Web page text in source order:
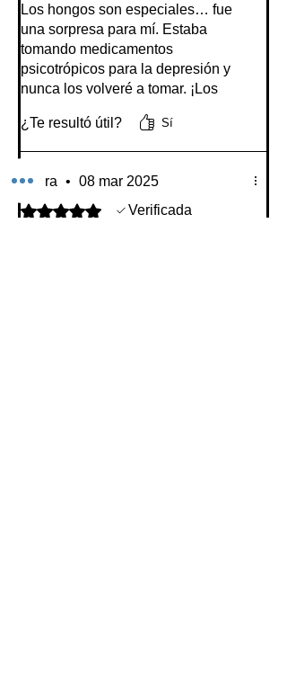
Los hongos son especiales… fue
una sorpresa para mí. Estaba
tomando medicamentos
psicotrópicos para la depresión y
nunca los volveré a tomar. ¡Los
mejores en otro mundo! Gracias,
hongos.
¿Te resultó útil? Sí
Laura • 08 mar 2025
Obtuvo 5 de 5 estrellas.
Verificada